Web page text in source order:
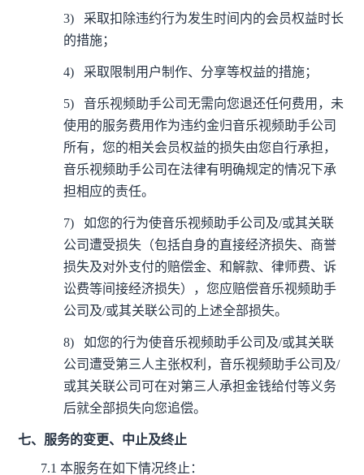
3)
采取扣除违约行为发生时间内的会员权益时长
的措施；
4) 采取限制用户制作、分享等权益的措施；
5)
音乐视频助手公司无需向您退还任何费用，未
使用的服务费用作为违约金归音乐视频助手公司
所有，您的相关会员权益的损失由您自行承担，
音乐视频助手公司在法律有明确规定的情况下承
担相应的责任。
7)
如您的行为使音乐视频助手公司及/或其关联
公司遭受损失（包括自身的直接经济损失、商誉
损失及对外支付的赔偿金、和解款、律师费、诉
讼费等间接经济损失），您应赔偿音乐视频助手
公司及/或其关联公司的上述全部损失。
8)
如您的行为使音乐视频助手公司及/或其关联
公司遭受第三人主张权利，音乐视频助手公司及/
或其关联公司可在对第三人承担金钱给付等义务
后就全部损失向您追偿。
七、服务的变更、中止及终止
7.1本服务在如下情况终止：